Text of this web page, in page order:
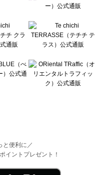
と便利に／
イントプレゼント！